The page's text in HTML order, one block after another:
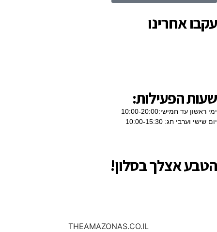
עקבו אחרינו
שעות הפעילות:
ימי ראשון עד חמישי:10:00-20:00
יום שישי וערבי חג: 10:00-15:30
הטבע אצלך בסלון!
THEAMAZONAS.CO.IL